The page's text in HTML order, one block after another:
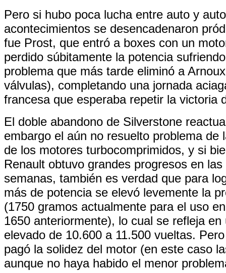
Pero si hubo poca lucha entre auto y
acontecimientos se desencadenaron
fue Prost, que entró a boxes con un
perdido súbitamente la potencia
problema que más tarde eliminó a
válvulas), completando una jornada
francesa que esperaba repetir la victoria
El doble abandono de Silverstone
embargo el aún no resuelto problema de
de los motores turbocomprimidos, y si
Renault obtuvo grandes progresos en
semanas, también es verdad que para
más de potencia se elevó levemente la
(1750 gramos actualmente para el uso
1650 anteriormente), lo cual se refleja en
elevado de 10.600 a 11.500 vueltas.
pagó la solidez del motor (en este caso
aunque no haya habido el menor